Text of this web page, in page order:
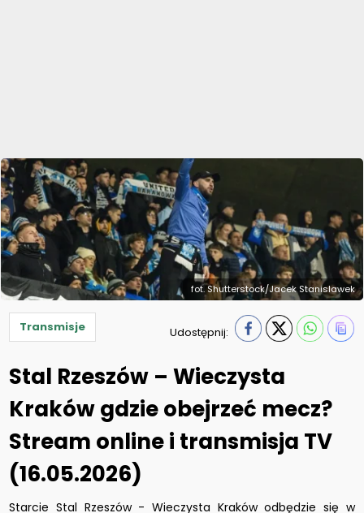
fot. Shutterstock/Jacek Stanislawek
Transmisje Udostępnij:
Stal Rzeszów – Wieczysta
Kraków gdzie obejrzeć mecz?
Stream online i transmisja TV
(16.05.2026)
Starcie Stal Rzeszów - Wieczysta Kraków odbędzie się w